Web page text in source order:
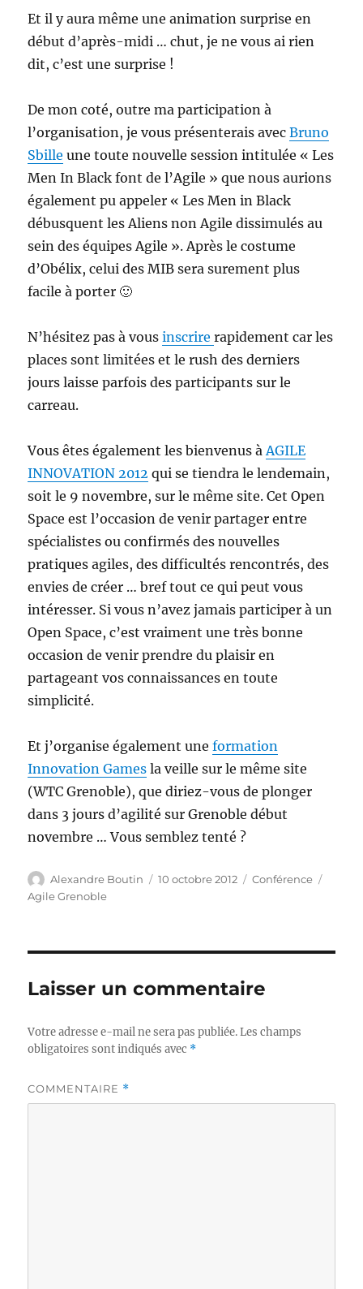
Et il y aura même une animation surprise en
début d’après-midi … chut, je ne vous ai rien
dit, c’est une surprise !
De mon coté, outre ma participation à
l’organisation, je vous présenterais avecBruno
Sbille une toute nouvelle session intitulée « Les
Men In Black font de l’Agile » que nous aurions
également pu appeler « Les Men in Black
débusquent les Aliens non Agile dissimulés au
sein des équipes Agile ». Après le costume
d’Obélix, celui des MIB sera surement plus
facile à porter 🙂
N’hésitez pas à vousinscrirerapidement car les
places sont limitées et le rush des derniers
jours laisse parfois des participants sur le
carreau.
Vous êtes également les bienvenus àAGILE
INNOVATION 2012 qui se tiendra le lendemain,
soit le 9 novembre, sur le même site. Cet Open
Space est l’occasion de venir partager entre
spécialistes ou confirmés des nouvelles
pratiques agiles, des difficultés rencontrés, des
envies de créer … bref tout ce qui peut vous
intéresser. Si vous n’avez jamais participer à un
Open Space, c’est vraiment une très bonne
occasion de venir prendre du plaisir en
partageant vos connaissances en toute
simplicité.
Et j’organise également uneformation
Innovation Games la veille sur le même site
(WTC Grenoble), que diriez-vous de plonger
dans 3 jours d’agilité sur Grenoble début
novembre … Vous semblez tenté ?
Auteur
Alexandre Boutin
Publié
10 octobre 2012 Catégories
Conférence
Agile Grenoble
Laisser un commentaire
Votre adresse e-mail ne sera pas publiée. Les champs
obligatoires sont indiqués avec *
COMMENTAIRE *